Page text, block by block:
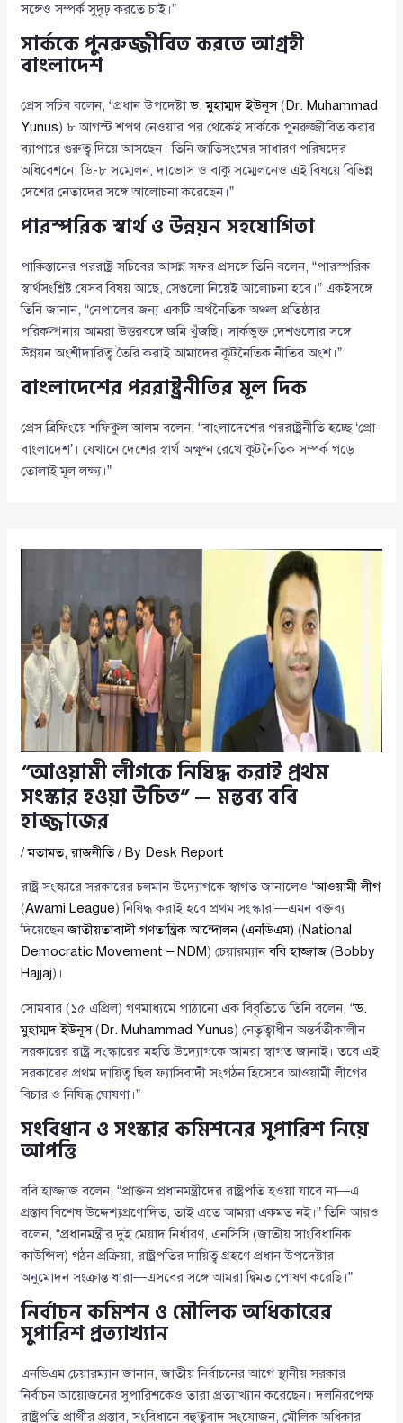
সঙ্গেও সম্পর্ক সুদৃঢ় করতে চাই।”
সার্ককে পুনরুজ্জীবিত করতে আগ্রহী
বাংলাদেশ
প্রেস সচিব বলেন, “প্রধান উপদেষ্টাড. মুহাম্মদ ইউনূস( Dr. Muhammad
Yunus) ৮ আগস্ট শপথ নেওয়ার পর থেকেই সার্ককে পুনরুজ্জীবিত করার
ব্যাপারে গুরুত্ব দিয়ে আসছেন। তিনি জাতিসংঘের সাধারণ পরিষদের
অধিবেশনে, ডি-৮ সম্মেলন, দাভোস ও বাকু সম্মেলনেও এই বিষয়ে বিভিন্ন
দেশের নেতাদের সঙ্গে আলোচনা করেছেন।”
পারস্পরিক স্বার্থ ও উন্নয়ন সহযোগিতা
পাকিস্তানের পররাষ্ট্র সচিবের আসন্ন সফর প্রসঙ্গে তিনি বলেন, “পারস্পরিক
স্বার্থসংশ্লিষ্ট যেসব বিষয় আছে, সেগুলো নিয়েই আলোচনা হবে।” একইসঙ্গে
তিনি জানান, “নেপালের জন্য একটি অর্থনৈতিক অঞ্চল প্রতিষ্ঠার
পরিকল্পনায় আমরা উত্তরবঙ্গে জমি খুঁজছি। সার্কভুক্ত দেশগুলোর সঙ্গে
উন্নয়ন অংশীদারিত্ব তৈরি করাই আমাদের কূটনৈতিক নীতির অংশ।”
বাংলাদেশের পররাষ্ট্রনীতির মূল দিক
প্রেস ব্রিফিংয়ে শফিকুল আলম বলেন, “বাংলাদেশের পররাষ্ট্রনীতি হচ্ছে ‘প্রো-
বাংলাদেশ’। যেখানে দেশের স্বার্থ অক্ষুণ্ন রেখে কূটনৈতিক সম্পর্ক গড়ে
তোলাই মূল লক্ষ্য।”
“আওয়ামী লীগকে নিষিদ্ধ করাই প্রথম
সংস্কার হওয়া উচিত” — মন্তব্য ববি
হাজ্জাজের
/মতামত,রাজনীতি/ By Desk Report
রাষ্ট্র সংস্কারে সরকারের চলমান উদ্যোগকে স্বাগত জানালেও ‘আওয়ামী লীগ
(Awami League) নিষিদ্ধ করাই হবে প্রথম সংস্কার’—এমন বক্তব্য
দিয়েছেনজাতীয়তাবাদী গণতান্ত্রিক আন্দোলন (এনডিএম) (National
Democratic Movement – NDM) চেয়ারম্যানববি হাজ্জাজ (Bobby
Hajjaj)।
সোমবার (১৫ এপ্রিল) গণমাধ্যমে পাঠানো এক বিবৃতিতে তিনি বলেন, “ড.
মুহাম্মদ ইউনূস( Dr. Muhammad Yunus) নেতৃত্বাধীন অন্তর্বর্তীকালীন
সরকারের রাষ্ট্র সংস্কারের মহতি উদ্যোগকে আমরা স্বাগত জানাই। তবে এই
সরকারের প্রথম দায়িত্ব ছিল ফ্যাসিবাদী সংগঠন হিসেবে আওয়ামী লীগের
বিচার ও নিষিদ্ধ ঘোষণা।”
সংবিধান ও সংস্কার কমিশনের সুপারিশ নিয়ে
আপত্তি
ববি হাজ্জাজ বলেন, “প্রাক্তন প্রধানমন্ত্রীদের রাষ্ট্রপতি হওয়া যাবে না—এ
প্রস্তাব বিশেষ উদ্দেশ্যপ্রণোদিত, তাই এতে আমরা একমত নই।” তিনি আরও
বলেন, “প্রধানমন্ত্রীর দুই মেয়াদ নির্ধারণ, এনসিসি (জাতীয় সাংবিধানিক
কাউন্সিল) গঠন প্রক্রিয়া, রাষ্ট্রপতির দায়িত্ব গ্রহণে প্রধান উপদেষ্টার
অনুমোদন সংক্রান্ত ধারা—এসবের সঙ্গে আমরা দ্বিমত পোষণ করেছি।”
নির্বাচন কমিশন ও মৌলিক অধিকারের
সুপারিশ প্রত্যাখ্যান
এনডিএম চেয়ারম্যান জানান, জাতীয় নির্বাচনের আগে স্থানীয় সরকার
নির্বাচন আয়োজনের সুপারিশকেও তারা প্রত্যাখ্যান করেছেন। দলনিরপেক্ষ
রাষ্ট্রপতি প্রার্থীর প্রস্তাব, সংবিধানে বহুত্ববাদ সংযোজন, মৌলিক অধিকার